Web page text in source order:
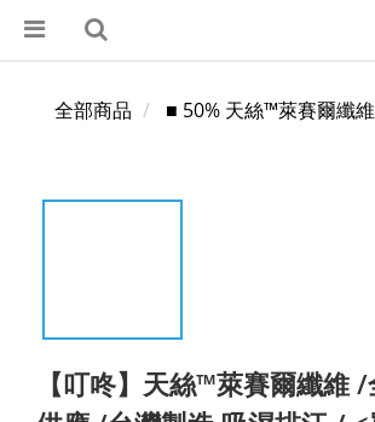
全部商品 ■ 50% 天絲™萊賽爾纖維
【叮咚】天絲™萊賽爾纖維